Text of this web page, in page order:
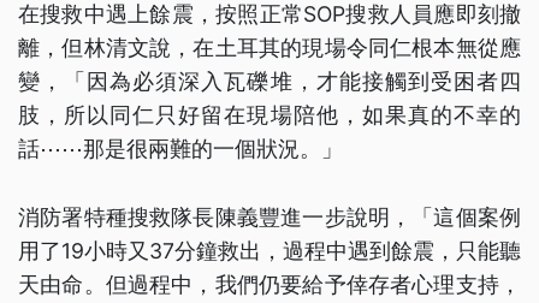
在搜救中遇上餘震，按照正常SOP搜救人員應即刻撤
離，但林清文說，在土耳其的現場令同仁根本無從應
變，「因為必須深入瓦礫堆，才能接觸到受困者四
肢，所以同仁只好留在現場陪他，如果真的不幸的
話⋯⋯那是很兩難的一個狀況。」
消防署特種搜救隊長陳義豐進一步說明，「這個案例
用了19小時又37分鐘救出，過程中遇到餘震，只能聽
天由命。但過程中，我們仍要給予倖存者心理支持，